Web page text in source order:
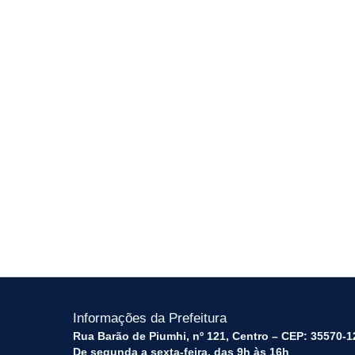
Informações da Prefeitura
Rua Barão de Piumhi, nº 121, Centro – CEP: 35570-
De segunda a sexta-feira, das 9h às 16h